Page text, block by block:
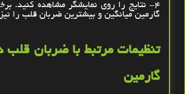
4- نتایج را روی نمایشگر مشاهده کنید.
گارمین میانگین و بیشترین ضربان قلب را
تنظیمات مرتبط با ضربان
گارمین